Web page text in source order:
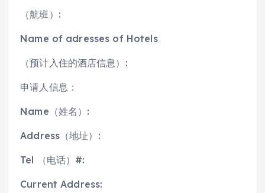
（航班）:
Name of adresses of Hotels
（预计入住的酒店信息）:
申请人信息：
Name（姓名）:
Address（地址）:
Tel （电话）#:
Current Address: